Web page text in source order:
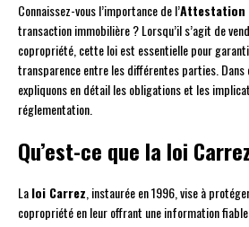
Connaissez-vous l’importance de l’Attestation
transaction immobilière ? Lorsqu’il s’agit de
copropriété, cette loi est essentielle pour
transparence entre les différentes parties. Dans
expliquons en détail les obligations et les
réglementation.
Qu’est-ce que la loi
Laloi Carrez , instaurée en 1996, vise à
copropriété en leur offrant une information